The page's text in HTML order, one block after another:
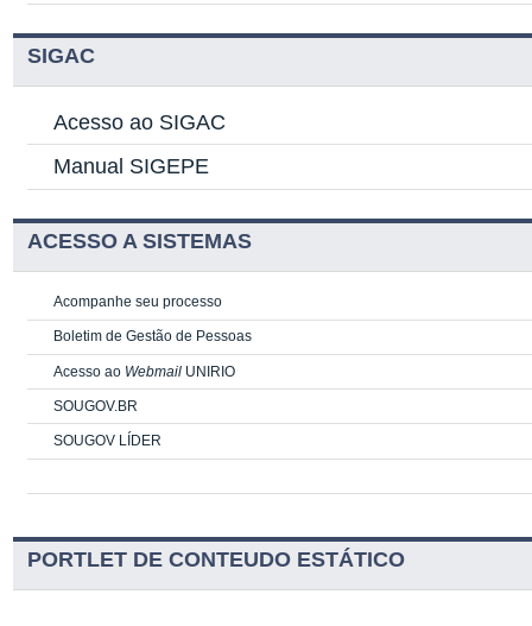
SIGAC
Acesso ao SIGAC
Manual SIGEPE
ACESSO A SISTEMAS
Acompanhe seu processo
Boletim de Gestão de Pessoas
Acesso ao Webmail UNIRIO
SOUGOV.BR
SOUGOV LÍDER
PORTLET DE CONTEUDO ESTÁTICO